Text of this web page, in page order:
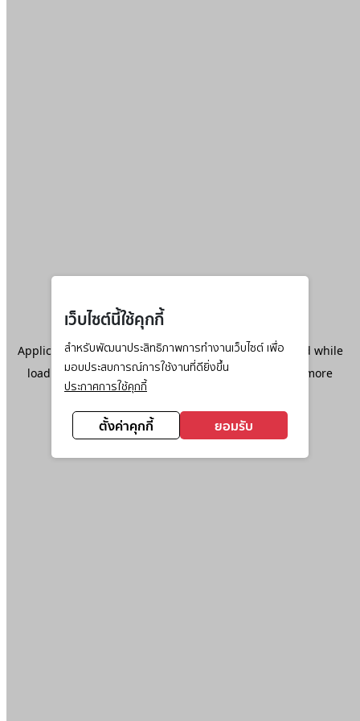
เว็บไซต์นี้ใช้คุกกี้
สำหรับพัฒนาประสิทธิภาพการทำงานเว็บไซต์ เพื่อ
มอบประสบการณ์การใช้งานที่ดียิ่งขึ้น
ประกาศการใช้คุกกี้
ตั้งค่าคุกกี้ ยอมรับ
Application error: aclient-side exception has occurred while
loadingwww.ktc.co.th(see the browser console
for more
information).